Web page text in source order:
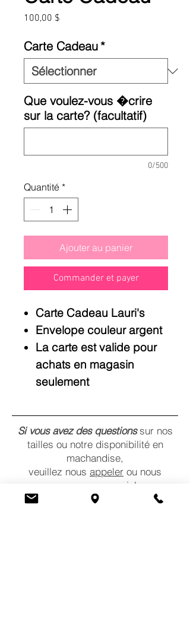
100,00 $
Carte Cadeau*
Que voulez-vous �crire
sur la carte? (facultatif)
0/500
Quantité *
Ajouter au panier
Commander et payer
Carte Cadeau Lauri's
Envelope couleur argent
La carte est valide pour
achats en magasin
seulement
Si vous avez des questionssur nos
tailles ou notre disponibilité en
machandise,
veuillez nous appeler ou nous
courriel
Nous serons heureux de vous aider!